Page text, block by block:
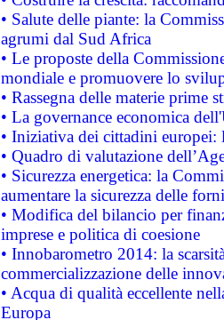
• Salute delle piante: la
agrumi dal Sud Africa
• Le proposte della
mondiale e promuovere lo
• Rassegna delle materie prime
• La governance economica
• Iniziativa dei cittadini
• Quadro di valutazione
• Sicurezza energetica: la
aumentare la sicurezza delle
• Modifica del bilancio per
imprese e politica di coesione
• Innobarometro 2014: la
commercializzazione delle
• Acqua di qualità eccellente
Europa